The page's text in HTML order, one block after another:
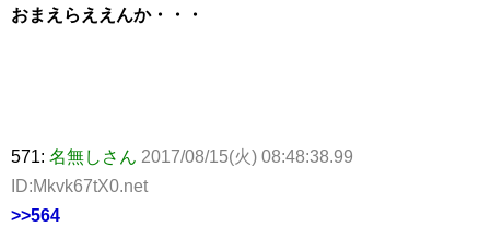
おまえらええんか・・・
571: 名無しさん 2017/08/15(火) 08:48:38.99
ID:Mkvk67tX0.net
>>564